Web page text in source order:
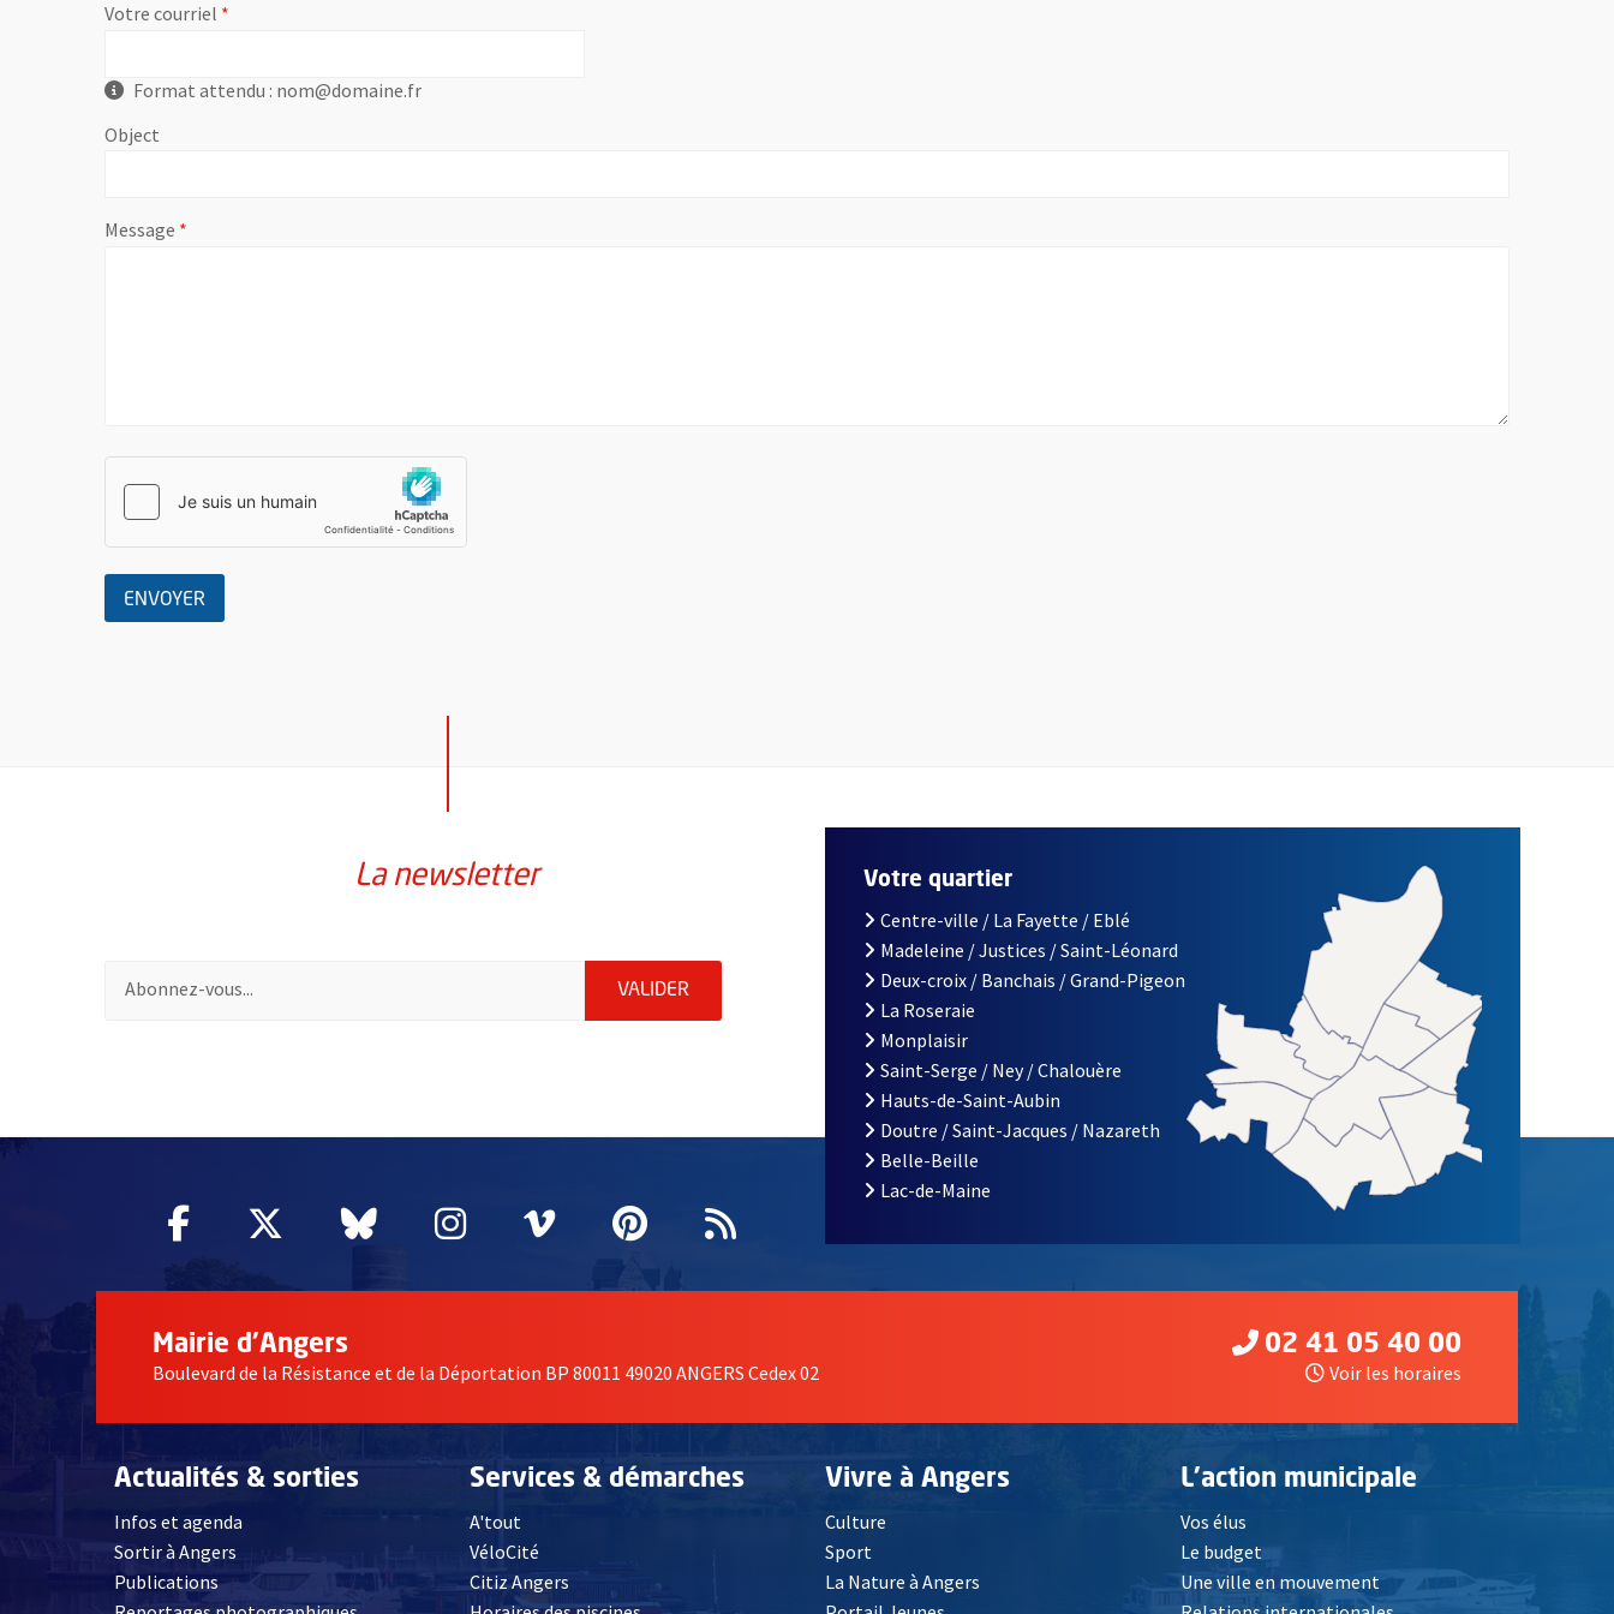
Votre courriel , champ obligatoire
Format attendu : nom@domaine.fr
Object
Message , champ obligatoire
ENVOYER
La newsletter
Pour vous inscrire à la lettre d'information de la ville d'Angers, indiquez votre email (champ obligatoire)
VALIDER ENVOYER MA DEMANDE D'INSCRIPTION À LA LETTRE D'INFORMATION DE LA VILLE D'ANGERS
Facebook
, Ouvre une nouvelle fenêtre
Twitter
, Ouvre une nouvelle fenêtre
Bluesky
, Ouvre une nouvelle fenêtre
Instagram
, Ouvre une nouvelle fenêtre
Vimeo
, Ouvre une nouvelle fenêtre
Pinterest
, Ouvre une nouvelle fenêtre
Flux RSS
Votre quartier
Centre-ville / La Fayette / Eblé
Madeleine / Justices / Saint-Léonard
Deux-croix / Banchais / Grand-Pigeon
La Roseraie
Monplaisir
Saint-Serge / Ney / Chalouère
Hauts-de-Saint-Aubin
Doutre / Saint-Jacques / Nazareth
Belle-Beille
Lac-de-Maine
Mairie d'Angers
Boulevard de la Résistance et de la Déportation BP 80011 49020 ANGERS Cedex 02
02 41 05 40 00
Voir les horaires
Actualités & sorties
Infos et agenda
Sortir à Angers
Publications
Services & démarches
A'tout
VéloCité
Citiz Angers , Ouvre une nouvelle fenêtre
Vivre à Angers
Culture
Sport
La Nature à Angers
L'action municipale
Vos élus
Le budget
Une ville en mouvement